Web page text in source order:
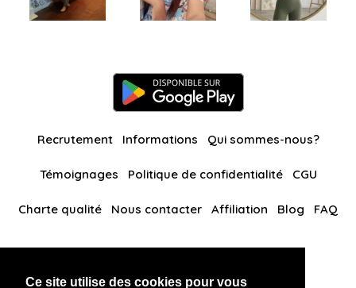
Ce site utilise des cookies pour vous
Recrutement Informations Qui sommes-nous?
Témoignages Politique de confidentialité CGU
Charte qualité Nous contacter Affiliation Blog FAQ